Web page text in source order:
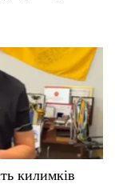
килимків